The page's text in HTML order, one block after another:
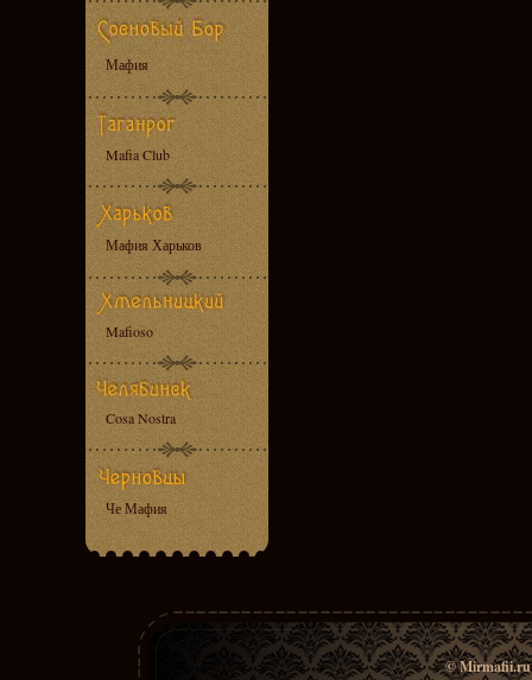
Мафия
Mafia Club
Мафия Харьков
Mafioso
Cosa Nostra
Че Мафия
© Mirmafii.ru